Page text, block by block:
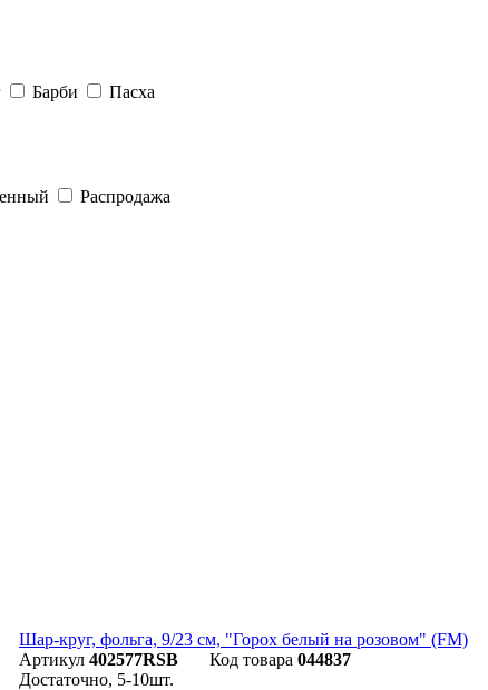
Барби
Пасха
Распродажа
Шар-круг, фольга, 9/23 см, "Горох белый на розовом" (FM)
Артикул 402577RSB Код товара 044837
Достаточно, 5-10шт.